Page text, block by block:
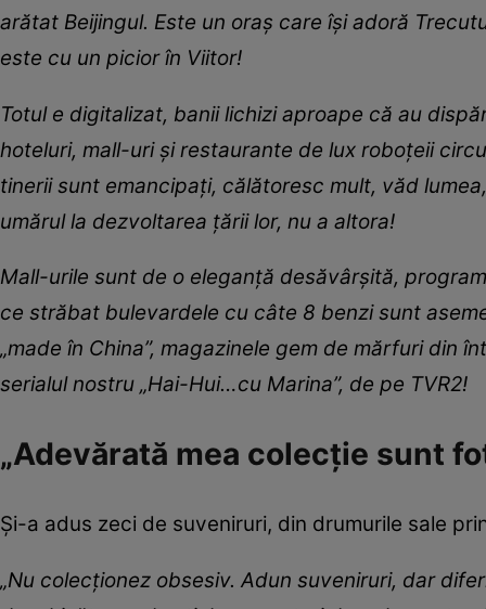
arătat Beijingul. Este un oraș care își adoră
este cu un picior în Viitor!
Totul e digitalizat, banii lichizi aproape că au
hoteluri, mall-uri și restaurante de lux roboțeii
tinerii sunt emancipați, călătoresc mult, văd
umărul la dezvoltarea țării lor, nu a altora!
Mall-urile sunt de o eleganță desăvârșită,
ce străbat bulevardele cu câte 8 benzi sunt
„made în China”, magazinele gem de mărfuri din
serialul nostru „Hai-Hui…cu Marina”, de pe TVR2!
„Adevărată mea colecție sunt
Și-a adus zeci de suveniruri, din drumurile sale
„Nu colecționez obsesiv. Adun suveniruri, dar